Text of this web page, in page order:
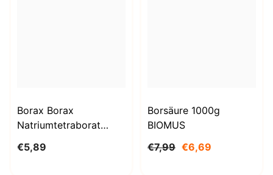
Borax Borax
Natriumtetraborat
STANLAB
€5,89
Borsäure 1000g
BIOMUS
€7,99 €6,69